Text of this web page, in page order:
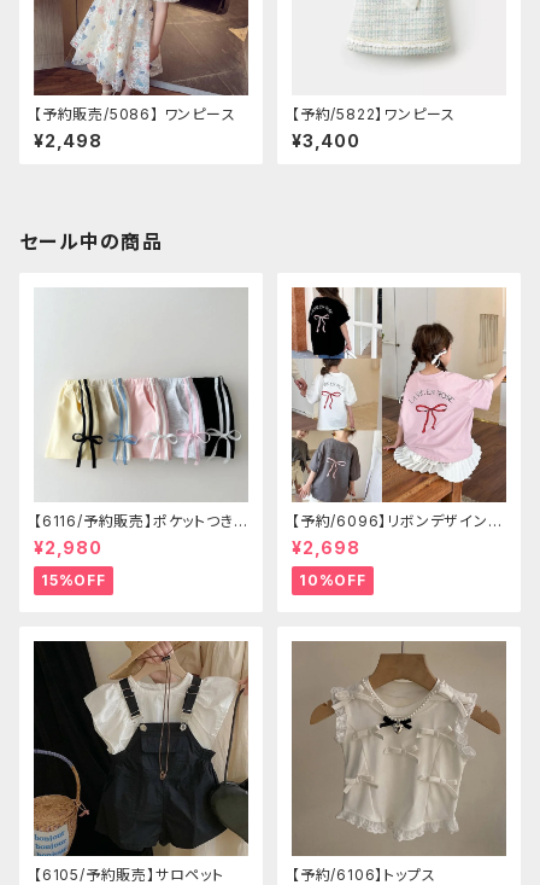
【予約販売/5086】 ワンピース
¥2,498
【予約/5822】ワンピース
¥3,400
セール中の商品
【6116/予約販売】ポケットつきシ
ョートパン
¥2,980
15%OFF
【予約/6096】リボンデザイン T
シャツ
¥2,698
10%OFF
【6105/予約販売】サロペット 【予約/6106】トップス